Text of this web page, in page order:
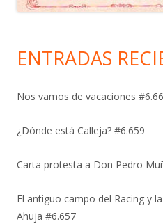
ENTRADAS
Nos vamos de vacaciones
¿Dónde está Calleja? #6.659
Carta protesta a Don Pedro
El antiguo campo del Racing y
Ahuja #6.657